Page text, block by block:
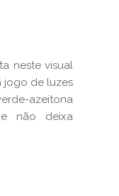
neste visual
jogo de luzes
azeitona
não deixa